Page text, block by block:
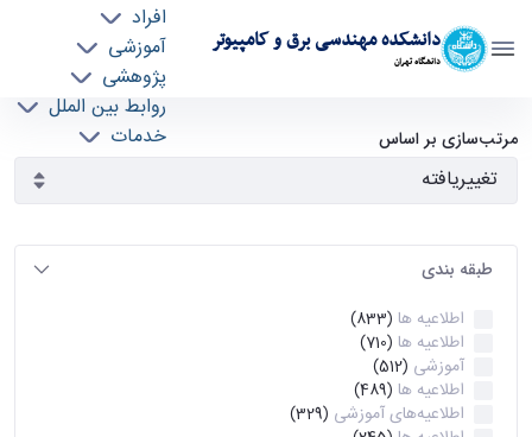
دانشکده مهندسی برق و کامپیوتر
دانشگاه تهران
افراد
آموزشی
پژوهشی
روابط بین الملل
خدمات
آرشیو اطلاعیه ها - ece- دانشکده مهندسی برق و
کامپیوتر
مرتب‌سازی بر اساس
طبقه بندی
اطلاعیه ها (833)
اطلاعیه ها (710)
آموزشی (512)
اطلاعیه ها (489)
اطلاعیه‌های‌ آموزشی (329)